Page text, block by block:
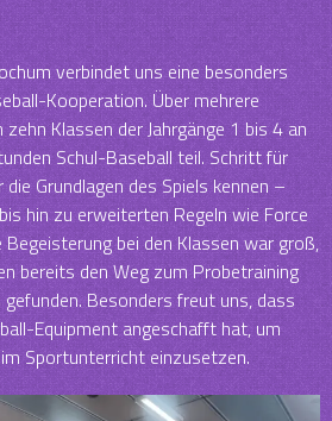
verbindet uns eine besonders
Kooperation. Über mehrere
Klassen der Jahrgänge 1 bis 4 an
Schul-Baseball teil. Schritt für
Grundlagen des Spiels kennen –
hin zu erweiterten Regeln wie Force
bei den Klassen war groß,
bereits den Weg zum Probetraining
Besonders freut uns, dass
Equipment angeschafft hat, um
Sportunterricht einzusetzen.